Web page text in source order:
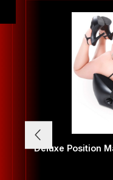
Deluxe Position